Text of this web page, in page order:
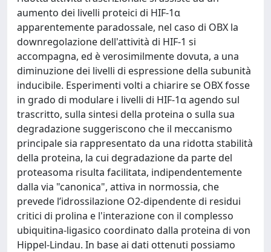
aumento dei livelli proteici di HIF-1α
apparentemente paradossale, nel caso di OBX la
downregolazione dell'attività di HIF-1 si
accompagna, ed è verosimilmente dovuta, a una
diminuzione dei livelli di espressione della subunità
inducibile. Esperimenti volti a chiarire se OBX fosse
in grado di modulare i livelli di HIF-1α agendo sul
trascritto, sulla sintesi della proteina o sulla sua
degradazione suggeriscono che il meccanismo
principale sia rappresentato da una ridotta stabilità
della proteina, la cui degradazione da parte del
proteasoma risulta facilitata, indipendentemente
dalla via "canonica", attiva in normossia, che
prevede l’idrossilazione O2-dipendente di residui
critici di prolina e l'interazione con il complesso
ubiquitina-ligasico coordinato dalla proteina di von
Hippel-Lindau. In base ai dati ottenuti possiamo